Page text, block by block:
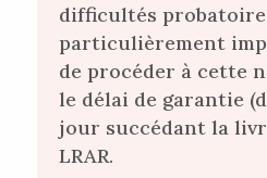
difficultés
particulièrement
de procéder à cette
le délai de garantie
jour succédant la
LRAR.